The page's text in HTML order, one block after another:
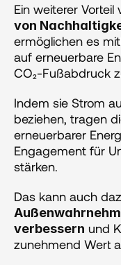
Ein weiterer Vorteil
von
ermöglichen es
auf erneuerbare
CO₂-Fußabdruck
Indem sie Strom
beziehen, tragen
erneuerbarer
Engagement für
stärken.
verbessern und
zunehmend Wert